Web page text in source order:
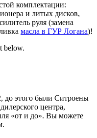
комплектации:
и литых дисков,
руля (замена
масла в ГУР Логана)!
below.
до этого были Ситроены
центра,
«от и до». Вы можете